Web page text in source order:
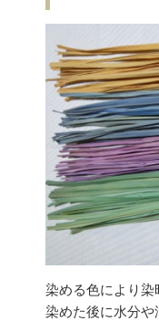
染める色により染
染めた後に水分や